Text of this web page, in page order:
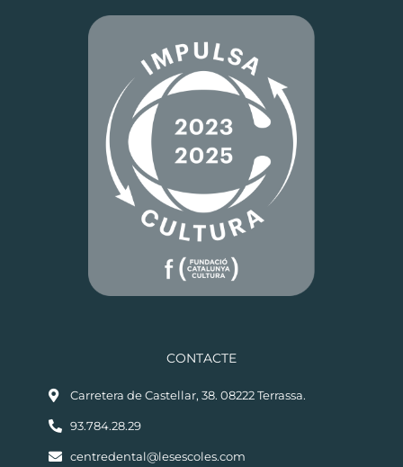
CONTACTE
Carretera de Castellar, 38. 08222 Terrassa.
93.784.28.29
centredental@lesescoles.com